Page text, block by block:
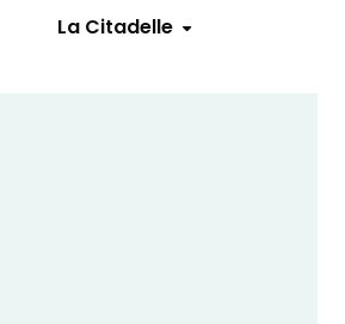
La Citadelle